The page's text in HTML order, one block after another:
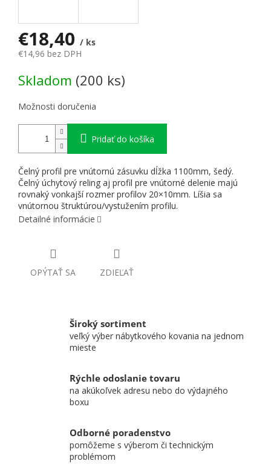
€18,40 / ks
€14,96 bez DPH
Skladom (200 ks)
Možnosti doručenia
Pridať do košíka
Čelný profil pre vnútornú zásuvku dĺžka 1100mm, šedý.
Čelný úchytový reling aj profil pre vnútorné delenie majú
rovnaký vonkajší rozmer profilov 20×10mm. Líšia sa
vnútornou štruktúrou/vystužením profilu.
Detailné informácie
OPÝTAŤ SA ZDIEĽAŤ
Široký sortiment
veľký výber nábytkového kovania na jednom
mieste
Rýchle odoslanie tovaru
na akúkoľvek adresu nebo do výdajného
boxu
Odborné poradenstvo
pomôžeme s výberom či technickým
problémom